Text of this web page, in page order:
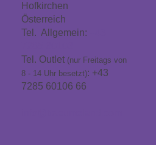
Hofkirchen
Österreich
Tel. Allgemein:
Tel. Outlet (nur Freitags von
8 - 14 Uhr besetzt): +43
7285 60106 66